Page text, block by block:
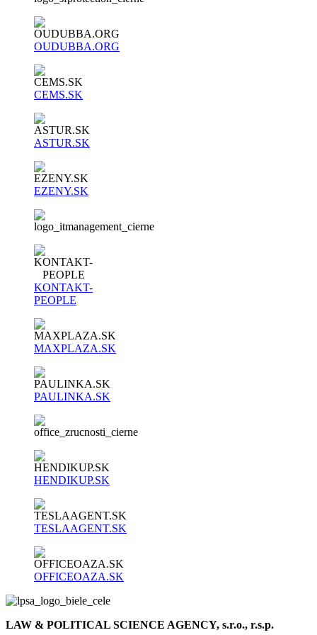
OUDUBBA.ORG
CEMS.SK
ASTUR.SK
EZENY.SK
KONTAKT-
PEOPLE
MAXPLAZA.SK
PAULINKA.SK
HENDIKUP.SK
TESLAAGENT.SK
OFFICEOAZA.SK
LAW & POLITICAL SCIENCE AGENCY, s.r.o., r.s.p.